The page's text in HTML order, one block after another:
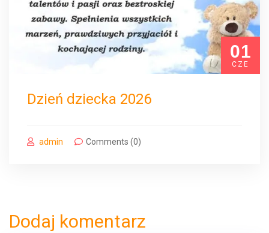
01
CZE
Dzień dziecka 2026
admin Comments (0)
Dodaj komentarz